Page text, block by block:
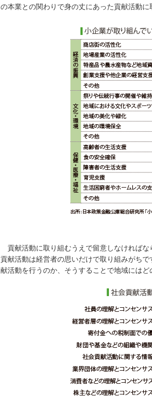
の本業との関わりで身の丈にあった貢献活動に
貢献活動に取り組むうえで留意しなければ
貢献活動は経営者の思いだけで取り組みがち
献活動を行うのか、そうすることで地域には